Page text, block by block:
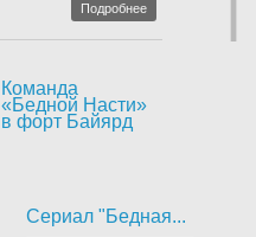
Подробнее
Команда
«Бедной Насти»
в форт Байярд
Сериал "Бедная...